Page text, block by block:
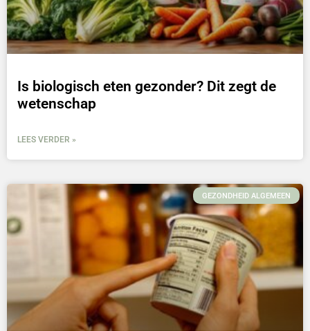
Is biologisch eten gezonder? Dit zegt de
wetenschap
LEES VERDER »
GEZONDHEID ALGEMEEN